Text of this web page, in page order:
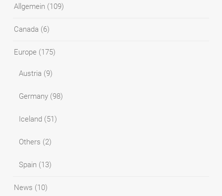
Allgemein (109)
Canada (6)
Europe (175)
Austria (9)
Germany (98)
Iceland (51)
Others (2)
Spain (13)
News (10)